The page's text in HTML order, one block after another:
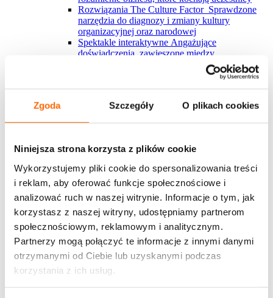
Zgoda Szczegóły O plikach cookies
Niniejsza strona korzysta z plików cookie
Wykorzystujemy pliki cookie do spersonalizowania treści
i reklam, aby oferować funkcje społecznościowe i
analizować ruch w naszej witrynie. Informacje o tym, jak
korzystasz z naszej witryny, udostępniamy partnerom
społecznościowym, reklamowym i analitycznym.
Partnerzy mogą połączyć te informacje z innymi danymi
otrzymanymi od Ciebie lub uzyskanymi podczas
korzystania z ich usług.
Rozwiązania The Culture Factor Sprawdzone
narzędzia do diagnozy i zmiany kultury
organizacyjnej oraz narodowej
Spektakle interaktywne Angażujące
doświadczenia, zawieszone między
rzeczywistością a fikcją, które inspirują do
pracy? U nas to możliwe
którego uczestnicy stają się częścią
Zakaz gotowania żaby
Nowy spektakl
interaktywny o mechanizmach nadużywania
władzy i przekraczania granic w miejscu pracy
Development CenterPoznaj autorskie podejście
House of Skills do diagnozy kompetencji dla
kluczowych grup pracowmików
Marka osobista w organizacjiSzkolenie dotyczy
budowania marki osobistej wewnątrz
organizacji/zespole w jakiej pracuje uczestnik
Zobacz więcej